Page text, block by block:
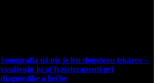
Sonografia už nie je len doménou lekárov –
využívajú ju aj fyzioterapeuti pri
diagnostike a liečbe